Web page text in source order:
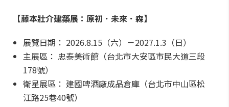
【藤本壯介建築展：原初．未來．森】
展覽日期： 2026.8.15（六）－2027.1.3（日）
主展區： 忠泰美術館（台北市大安區市民大道三段
178號）
衛星展區： 建國啤酒廠成品倉庫（台北市中山區松
江路25巷40號）